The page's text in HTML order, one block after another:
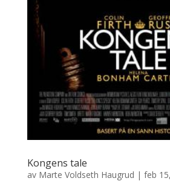
Kongens tale
av Marte Voldseth Haugrud | feb